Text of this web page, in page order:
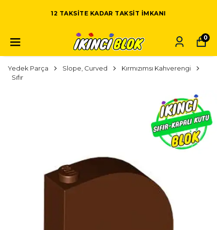
12 TAKSITE KADAR TAKSIT IMKANI
0
Yedek Parça Slope, Curved
Kırmızımsı Kahverengi
Sıfır